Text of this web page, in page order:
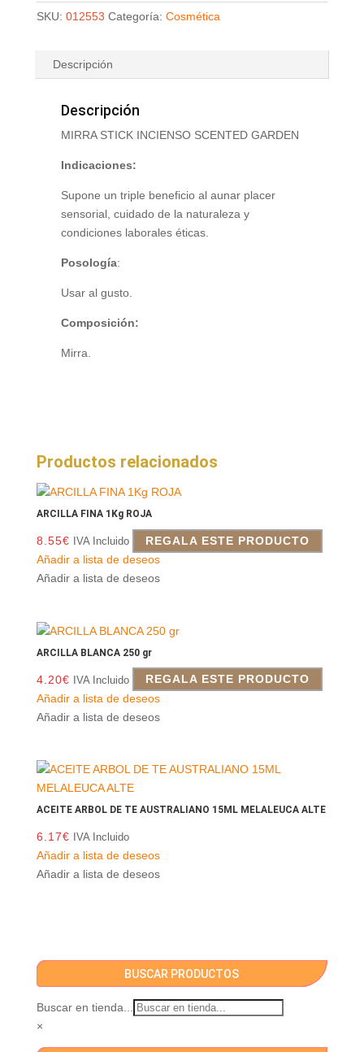
SKU: 012553 Categoría: Cosmética
Descripción
Descripción
MIRRA STICK INCIENSO SCENTED GARDEN
Indicaciones:
Supone un triple beneficio al aunar placer
sensorial, cuidado de la naturaleza y
condiciones laborales éticas.
Posología:
Usar al gusto.
Composición:
Mirra.
Productos relacionados
ARCILLA FINA 1Kg ROJA
8.55€ IVA Incluido
REGALA ESTE PRODUCTO
Añadir a lista de deseos
Añadir a lista de deseos
ARCILLA BLANCA 250 gr
4.20€ IVA Incluido
REGALA ESTE PRODUCTO
Añadir a lista de deseos
Añadir a lista de deseos
ACEITE ARBOL DE TE AUSTRALIANO 15ML MELALEUCA ALTE
6.17€ IVA Incluido
Añadir a lista de deseos
Añadir a lista de deseos
BUSCAR PRODUCTOS
Buscar en tienda...
×